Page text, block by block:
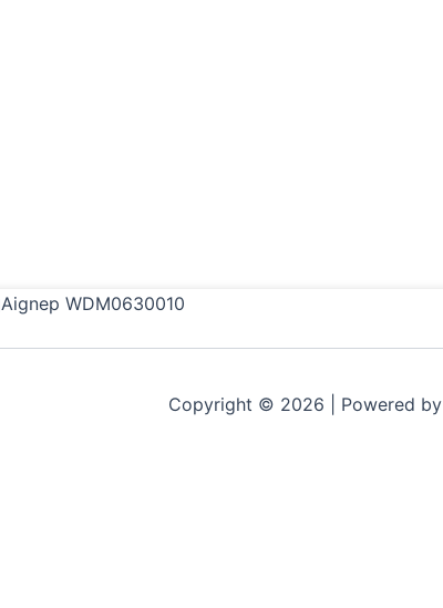
Copyright © 2026 | Powered by
Aignep WDM0630010